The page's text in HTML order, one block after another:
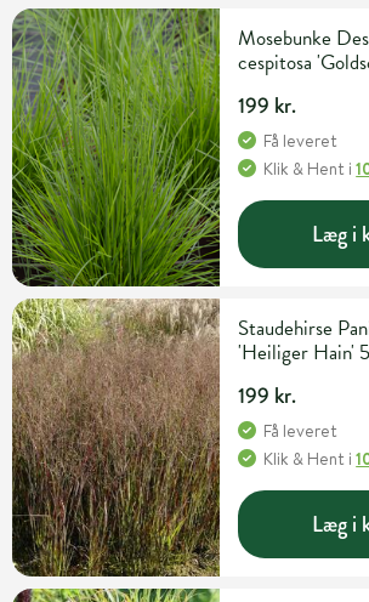
Mosebunke
cespitosa
199 kr.
Få leveret
Klik & Hent i
Læg i
Staudehirse
'Heiliger Hain'
199 kr.
Få leveret
Klik & Hent i
Læg i